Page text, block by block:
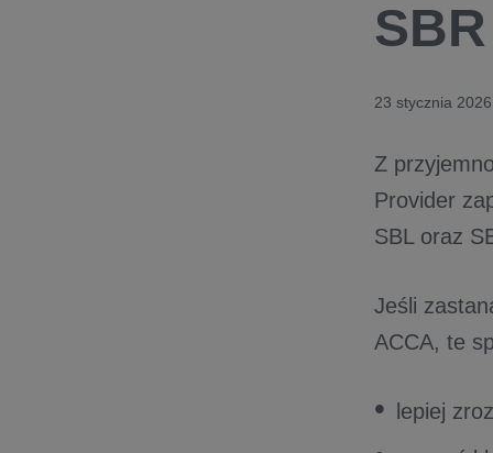
23 stycznia 2026
Z
Provider
SBL oraz
Jeśli
ACCA, te
lepiej